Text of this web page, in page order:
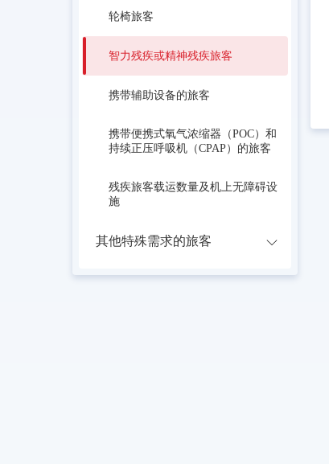
轮椅旅客
智力残疾或精神残疾旅客
携带辅助设备的旅客
携带便携式氧气浓缩器（POC）和
持续正压呼吸机（CPAP）的旅客
残疾旅客载运数量及机上无障碍设
施
其他特殊需求的旅客